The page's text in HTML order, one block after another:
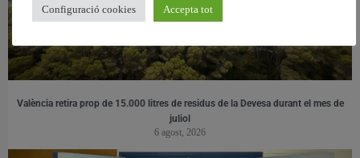
València retira prop de 15.000 litres de residus de la Devesa durant el mes de
juliol
6 agost, 2026
Configuració cookies Accepta tot